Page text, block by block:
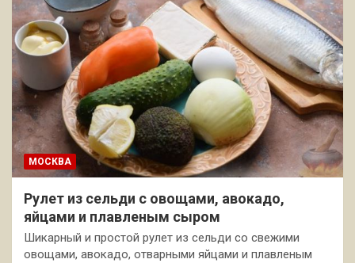
МОСКВА
Рулет из сельди с овощами, авокадо,
яйцами и плавленым сыром
Шикарный и простой рулет из сельди со свежими
овощами, авокадо, отварными яйцами и плавленым